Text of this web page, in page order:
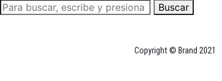
Buscar
Copyright © Brand 2021